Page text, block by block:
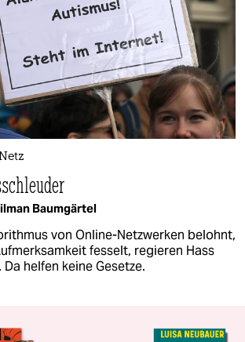
Baumgärtel
von Online-Netzwerken belohnt,
fesselt, regieren Hass
helfen keine Gesetze.